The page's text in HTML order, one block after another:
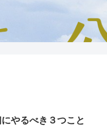
やるべき３つこと